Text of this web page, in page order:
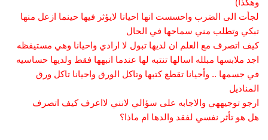
وهكذا)
لجأت الى الضرب واحسست انها احيانا لايؤثر فيها حينما ازعل منها
تبكي وتطلب مني سماحها في الحال
كيف اتصرف مع العلم ان لديها تبول لا ارادي واحيانا وهي مستيقظه
اجد ملابسها مبلله اسالها تنتبه لها عندما انبهها فقط ولديها حساسيه
في جسمها .. وأحيانا تقطع كتبها وتاكل الورق واحيانا تاكل ورق
المناديل
ارجو توجيههي والاجابه على سؤالي لانني لااعرف كيف اتصرف
هل هو تأثر نفسي لفقد والدها ام ماذا؟